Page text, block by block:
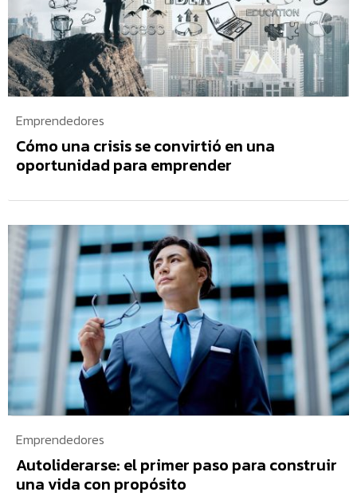
Emprendedores
Cómo una crisis se convirtió en una
oportunidad para emprender
Emprendedores
Autoliderarse: el primer paso para construir
una vida con propósito